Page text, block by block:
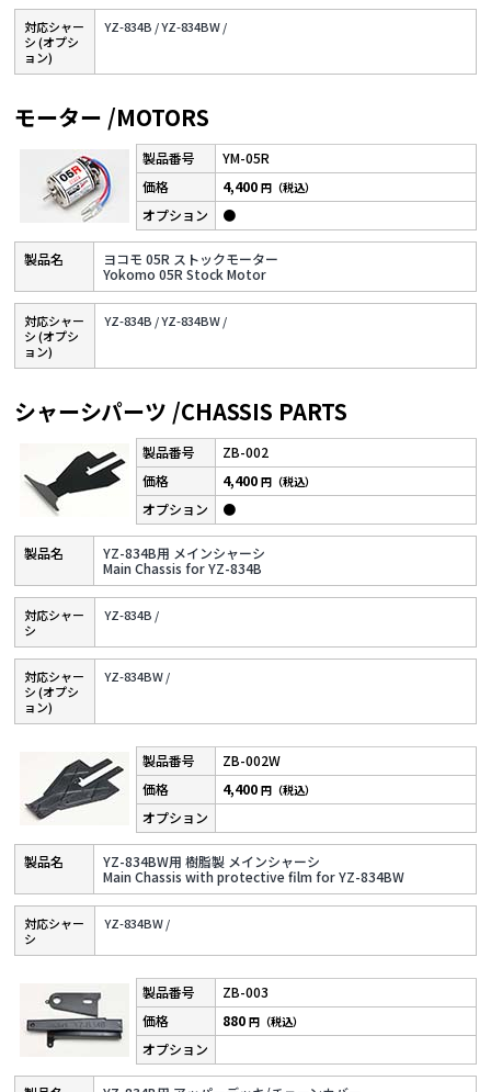
対応シャー
シ (オプシ
ョン)
YZ-834B /YZ-834BW /
モーター /MOTORS
YM-05R
ヨコモ 05R ストックモーター
Yokomo 05R Stock Motor
4,400円（税込）
●
対応シャー
シ (オプシ
ョン)
YZ-834B /YZ-834BW /
シャーシパーツ /CHASSIS PARTS
ZB-002
YZ-834B用 メインシャーシ
Main Chassis for YZ-834B
4,400円（税込）
●
対応シャー
シ
YZ-834B /
対応シャー
シ (オプシ
ョン)
YZ-834BW /
ZB-002W
YZ-834BW用 樹脂製 メインシャーシ
Main Chassis with protective film for YZ-834BW
4,400円（税込）
対応シャー
シ
YZ-834BW /
ZB-003
880円（税込）